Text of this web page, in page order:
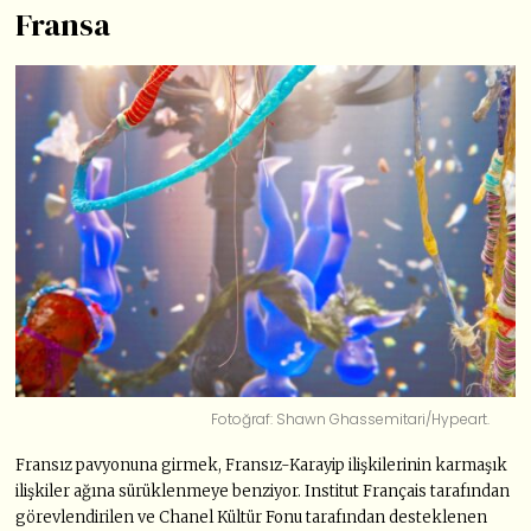
Fransa
Fotoğraf: Shawn Ghassemitari/Hypeart.
Fransız pavyonuna girmek, Fransız-Karayip ilişkilerinin karmaşık
ilişkiler ağına sürüklenmeye benziyor. Institut Français tarafından
görevlendirilen ve Chanel Kültür Fonu tarafından desteklenen